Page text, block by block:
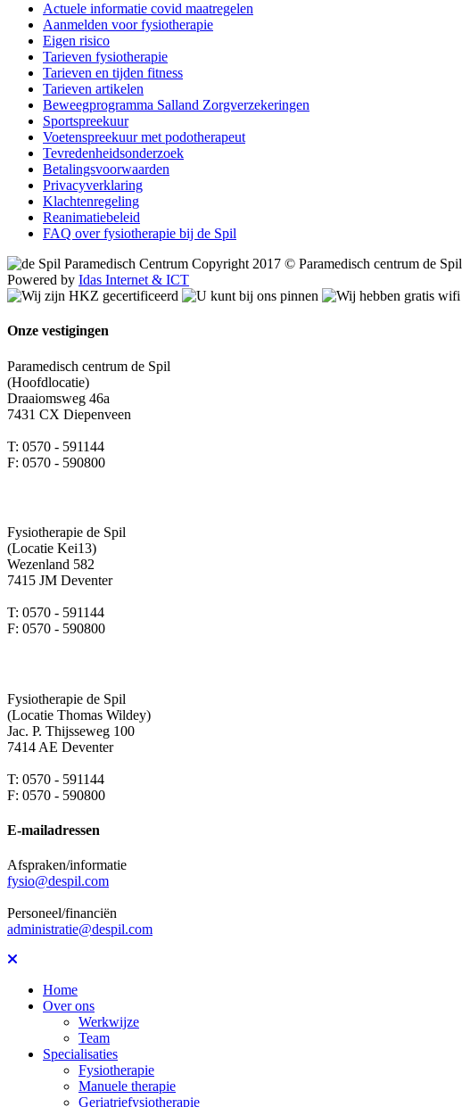
Actuele informatie covid maatregelen
Aanmelden voor fysiotherapie
Eigen risico
Tarieven fysiotherapie
Tarieven en tijden fitness
Tarieven artikelen
Beweegprogramma Salland Zorgverzekeringen
Sportspreekuur
Voetenspreekuur met podotherapeut
Tevredenheidsonderzoek
Betalingsvoorwaarden
Privacyverklaring
Klachtenregeling
Reanimatiebeleid
FAQ over fysiotherapie bij de Spil
Copyright 2017 © Paramedisch centrum de Spil
Powered by Idas Internet & ICT
Onze vestigingen
Paramedisch centrum de Spil
(Hoofdlocatie)
Draaiomsweg 46a
7431 CX Diepenveen
T: 0570 - 591144
F: 0570 - 590800
Fysiotherapie de Spil
(Locatie Kei13)
Wezenland 582
7415 JM Deventer
T: 0570 - 591144
F: 0570 - 590800
Fysiotherapie de Spil
(Locatie Thomas Wildey)
Jac. P. Thijsseweg 100
7414 AE Deventer
T: 0570 - 591144
F: 0570 - 590800
E-mailadressen
Afspraken/informatie
fysio@despil.com
Personeel/financiën
administratie@despil.com
Home
Over ons
Werkwijze
Team
Specialisaties
Fysiotherapie
Manuele therapie
Geriatriefysiotherapie